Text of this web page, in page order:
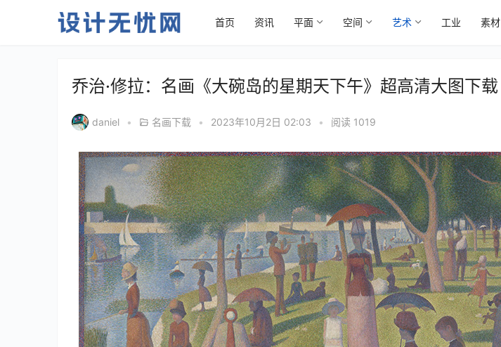
首页 资讯 平面 空间 艺术 工业 素材
乔治·修拉：名画《大碗岛的星期天下午》超高清大图下载
daniel • 名画下载 • 2023年10月2日 02:03 • 阅读 1019